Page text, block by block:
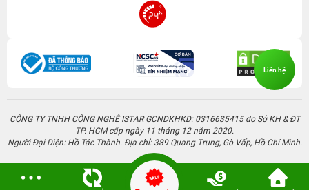
CÔNG TY TNHH CÔNG NGHỆ ISTAR GCNDKHKD: 0316635415 do Sở KH & ĐT
TP. HCM cấp ngày 11 tháng 12 năm 2020.
Người Đại Diện: Hồ Tác Thành. Địa chỉ: 389 Quang Trung, Gò Vấp, Hồ Chí Minh.
Liên hệ